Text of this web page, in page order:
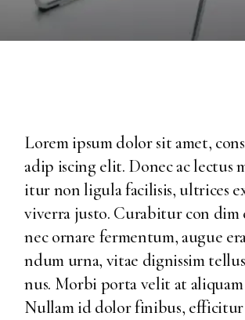
Lorem ipsum dolor sit amet,
adip iscing elit. Donec ac lectus
itur non ligula facilisis, ultrices
viverra justo. Curabitur con dim
nec ornare fermentum, augue
ndum urna, vitae dignissim
nus. Morbi porta velit at aliquam
Nullam id dolor finibus,